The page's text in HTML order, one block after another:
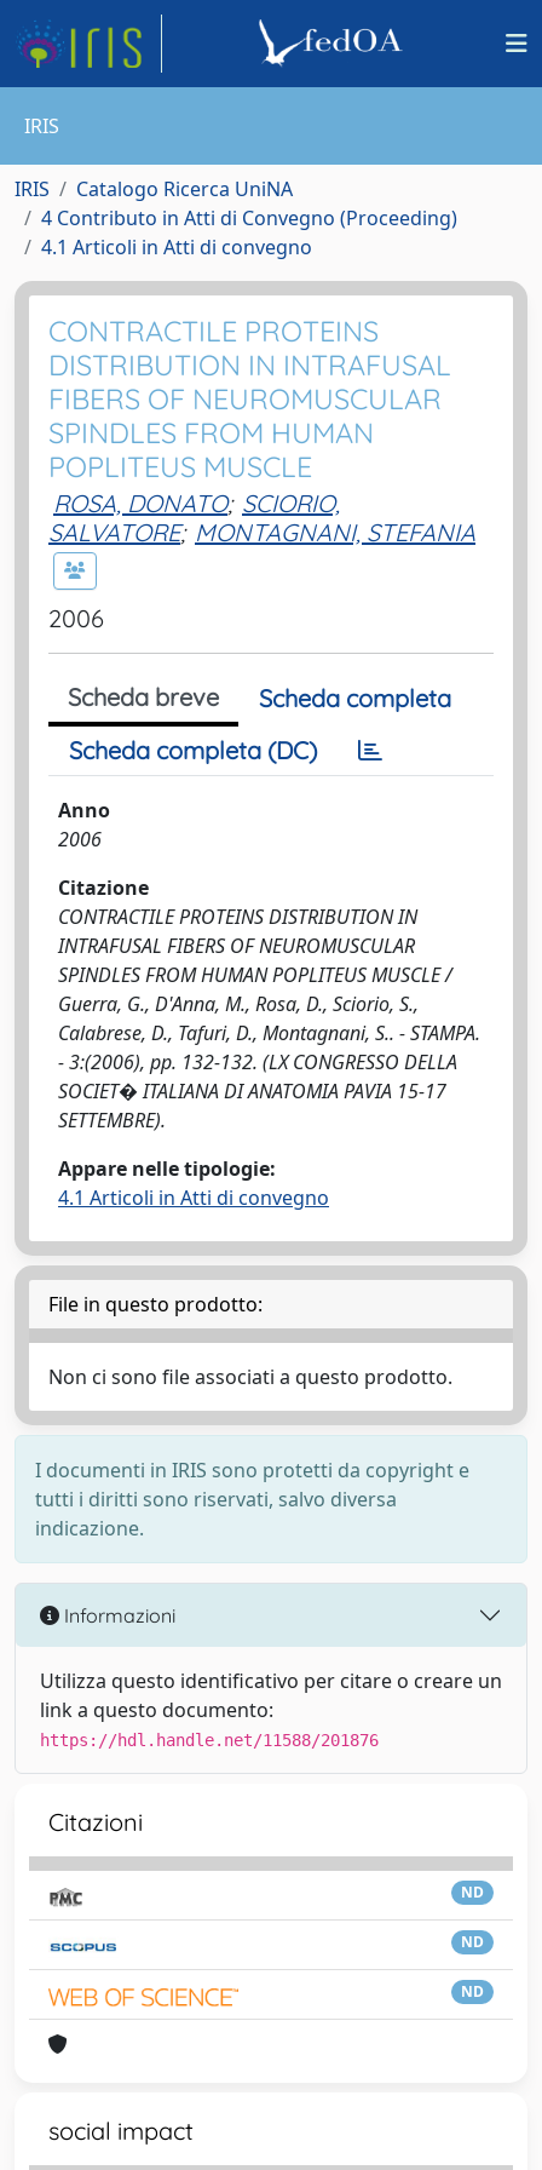
IRIS
IRIS
Catalogo Ricerca UniNA
4 Contributo in Atti di Convegno (Proceeding)
4.1 Articoli in Atti di convegno
CONTRACTILE PROTEINS
DISTRIBUTION IN INTRAFUSAL
FIBERS OF NEUROMUSCULAR
SPINDLES FROM HUMAN
POPLITEUS MUSCLE
ROSA, DONATO; SCIORIO,
SALVATORE; MONTAGNANI, STEFANIA
2006
Scheda breve
Scheda completa
Scheda completa (DC)
Anno
2006
Citazione
CONTRACTILE PROTEINS DISTRIBUTION IN
INTRAFUSAL FIBERS OF NEUROMUSCULAR
SPINDLES FROM HUMAN POPLITEUS MUSCLE /
Guerra, G., D'Anna, M., Rosa, D., Sciorio, S.,
Calabrese, D., Tafuri, D., Montagnani, S.. - STAMPA.
- 3:(2006), pp. 132-132. (LX CONGRESSO DELLA
SOCIET� ITALIANA DI ANATOMIA PAVIA 15-17
SETTEMBRE).
Appare nelle tipologie:
4.1 Articoli in Atti di convegno
File in questo prodotto:
Non ci sono file associati a questo prodotto.
I documenti in IRIS sono protetti da copyright e
tutti i diritti sono riservati, salvo diversa
indicazione.
Informazioni
Utilizza questo identificativo per citare o creare un
link a questo documento:
https://hdl.handle.net/11588/201876
Citazioni
ND
ND
ND
social impact